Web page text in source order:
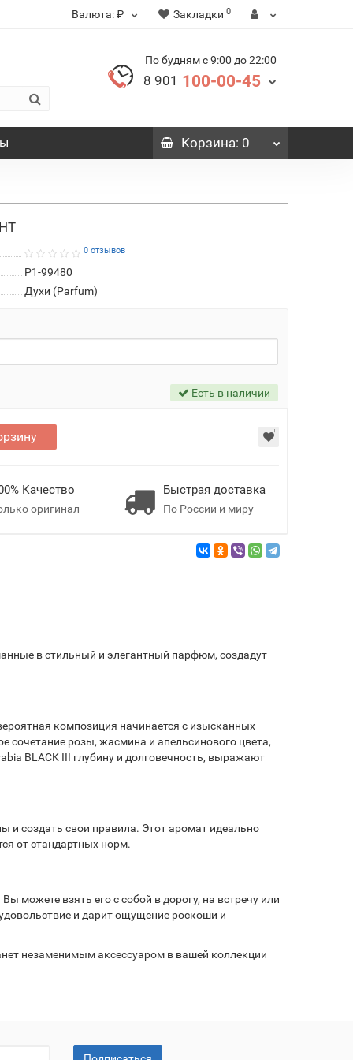
Валюта:₽ Закладки 0
По будням с 9:00 до 22:00
8 901 100-00-45
Корзина: 0
0 отзывов
P1-99480
Духи (Parfum)
Есть в наличии
Качество
оригинал
Быстрая доставка
По России и миру
в стильный и элегантный парфюм, создадут
композиция начинается с изысканных
сочетание розы, жасмина и апельсинового цвета,
BLACK III глубину и долговечность, выражают
и создать свои правила. Этот аромат идеально
от стандартных норм.
можете взять его с собой в дорогу, на встречу или
и дарит ощущение роскоши и
незаменимым аксессуаром в вашей коллекции